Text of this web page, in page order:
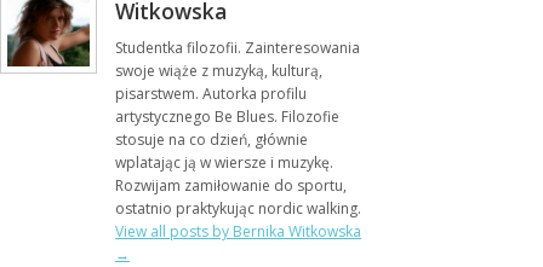
Witkowska
Studentka filozofii. Zainteresowania
swoje wiąże z muzyką, kulturą,
pisarstwem. Autorka profilu
artystycznego Be Blues. Filozofie
stosuje na co dzień, głównie
wplatając ją w wiersze i muzykę.
Rozwijam zamiłowanie do sportu,
ostatnio praktykując nordic walking.
View all posts by Bernika Witkowska
→